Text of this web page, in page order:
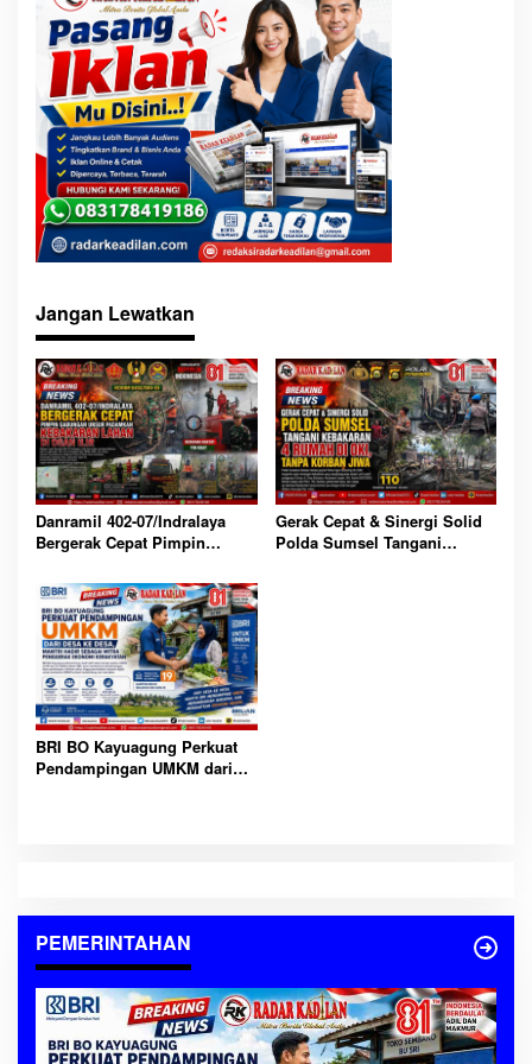
Jangan Lewatkan
Danramil 402-07/Indralaya
Bergerak Cepat Pimpin
Kebakaran Lahan di Ogan Ilir
Gerak Cepat & Sinergi Solid
Polda Sumsel Tangani
BRI BO Kayuagung Perkuat
Pendampingan UMKM dari
PEMERINTAHAN